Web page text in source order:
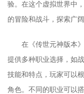
验。在这个虚拟世界中
的冒险和战斗，探索广
在《传世元神版本
提供多种职业选择，如
技能和特点，玩家可以
角色。不同的职业可以